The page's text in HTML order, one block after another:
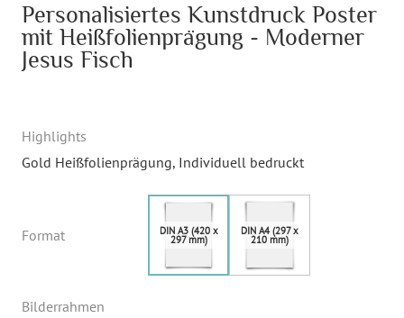
Personalisiertes Kunstdruck Poster
mit Heißfolienprägung - Moderner
Jesus Fisch
Highlights
Gold Heißfolienprägung, Individuell bedruckt
Format
Bilderrahmen